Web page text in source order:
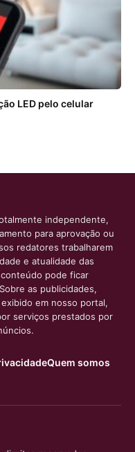
LED pelo celular
independente,
para aprovação ou
redatores trabalharem
e atualidade das
pode ficar
as publicidades,
em nosso portal,
serviços prestados por
Quem somos